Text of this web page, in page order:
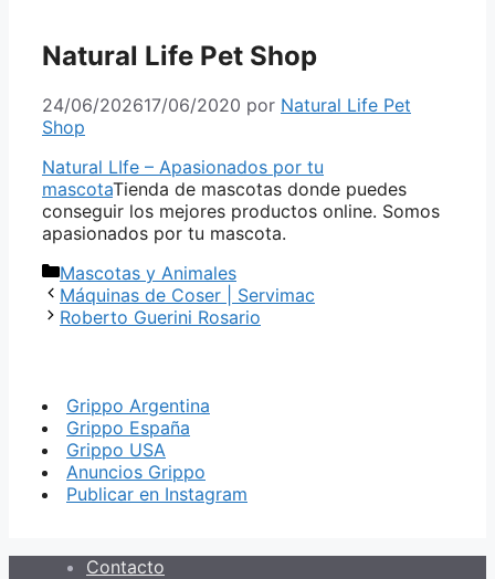
Natural Life Pet Shop
24/06/202617/06/2020 por Natural Life Pet
Shop
Natural LIfe – Apasionados por tu
mascotaTienda de mascotas donde puedes
conseguir los mejores productos online. Somos
apasionados por tu mascota.
Categorías
Mascotas y Animales
Máquinas de Coser | Servimac
Roberto Guerini Rosario
Grippo Argentina
Grippo España
Grippo USA
Anuncios Grippo
Publicar en Instagram
Contacto